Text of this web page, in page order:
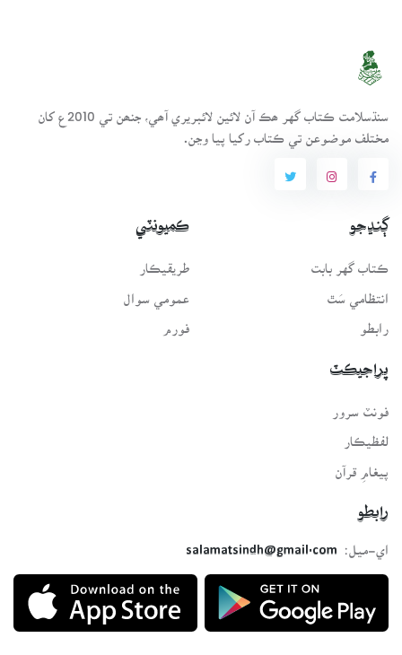
سنڌسلامت ڪتاب گهر ھڪ آن لائين لائبريري آھي، جنھن تي 2010ع کان
مختلف موضوعن تي ڪتاب رکيا پيا وڃن.
ڳنڍجو
ڪتاب گهر بابت
انتظامي سَٿ
رابطو
ڪميونٽي
طريقيڪار
عمومي سوال
فورم
پراجيڪٽ
لفظيڪار
پيغامِ قرآن
رابطو
اي-ميل:
salamatsindh@gmail.com